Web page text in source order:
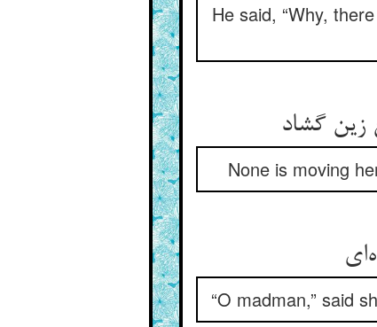
He said, “Why,
گشاد
None is moving
“O madman,” said